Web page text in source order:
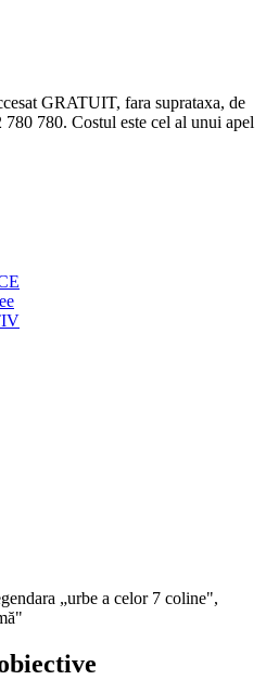
GRATUIT, fara suprataxa, de
780. Costul este cel al unui apel
„urbe a celor 7 coline",